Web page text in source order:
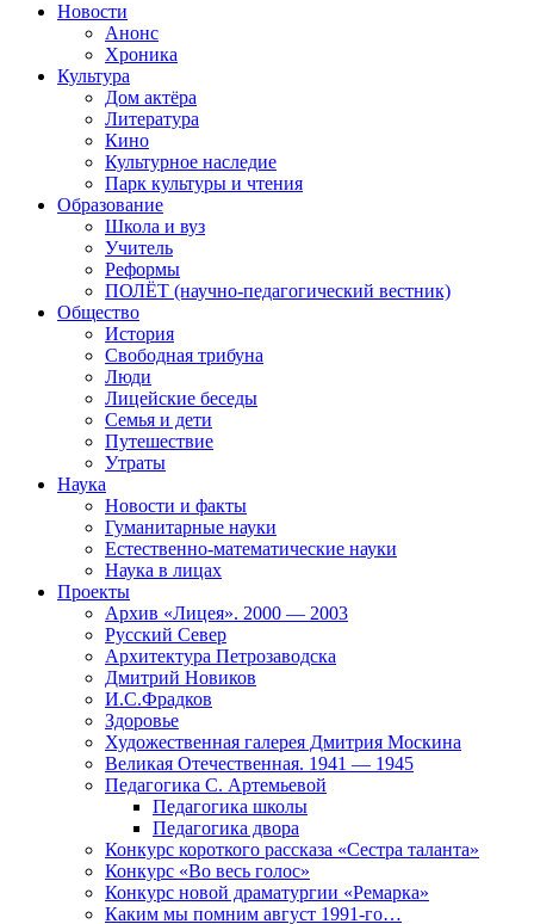
Новости
Анонс
Хроника
Культура
Дом актёра
Литература
Кино
Культурное наследие
Парк культуры и чтения
Образование
Школа и вуз
Учитель
Реформы
ПОЛЁТ (научно-педагогический вестник)
Общество
История
Свободная трибуна
Люди
Лицейские беседы
Семья и дети
Путешествие
Утраты
Наука
Новости и факты
Гуманитарные науки
Естественно-математические науки
Наука в лицах
Проекты
Архив «Лицея». 2000 — 2003
Русский Север
Архитектура Петрозаводска
Дмитрий Новиков
И.С.Фрадков
Здоровье
Художественная галерея Дмитрия Москина
Великая Отечественная. 1941 — 1945
Педагогика С. Артемьевой
Педагогика школы
Педагогика двора
Конкурс короткого рассказа «Сестра таланта»
Конкурс «Во весь голос»
Конкурс новой драматургии «Ремарка»
Каким мы помним август 1991-го…